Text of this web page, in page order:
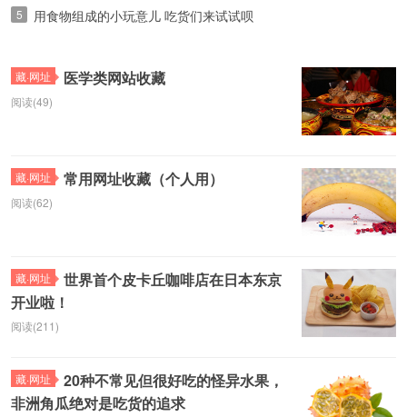
5 用食物组成的小玩意儿 吃货们来试试呗
藏·网址 医学类网站收藏
阅读(49)
藏·网址 常用网址收藏（个人用）
阅读(62)
藏·网址
世界首个皮卡丘咖啡店在日本东京
开业啦！
阅读(211)
藏·网址
20种不常见但很好吃的怪异水果，
非洲角瓜绝对是吃货的追求